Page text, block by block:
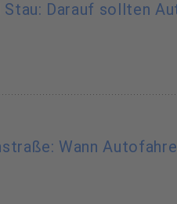
Stau: Darauf sollten
Wann